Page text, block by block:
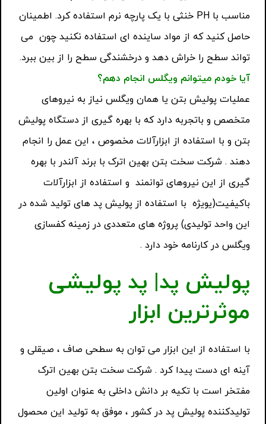
مناسب با PH خنثی با یک پارچه نرم استفاده کرد. اطمینان
حاصل کنید که از مواد ساینده ای استفاده نکنید چون می
تواند سطح را خراش دهد و درخشندگی سطح را از بین ببرد.
آیا خودم میتوانم ویگلس انجام دهم؟
عملیات پولیش بتن یا همان ویگلس نیاز به نیروهای
متخصص و باتجربه دارد که با بهره گیری از دستگاه پولیش
بتن و با استفاده از ابزارآلات مخصوص ، این عمل را انجام
دهند . شرکت سخت بتن بهین اترک با برند آلندر با بهره
گیری از این نیروهای توانمند و استفاده از ابزارآلات
باکیفیت(یویژه با استفاده از پولیش پد های تولید شده در
این واحد تولیدی) پروژه های متعددی در زمینه کفسازی
ویگلس در کارنامه خود دارد .
پولیش پد| پد پولیشی
موثرترین ابزار
با استفاده از این ابزار می توان به سطحی صاف ، صیقلی و
آینه ای دست پیدا کرد . شرکت سخت بتن بهین اترک
مفتخر است با تکیه بر دانش داخلی به عنوان اولین
تولیدکننده پولیش پد در کشور ، موفق به تولید این محصول